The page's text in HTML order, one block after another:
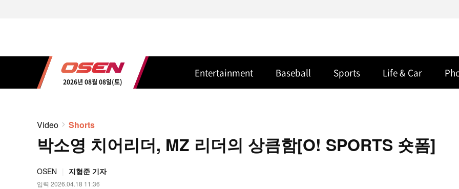
2026년 08월 08일(토)
Entertainment Baseball Sports Life & Car
Video Shorts
박소영 치어리더, MZ 리더의 상큼함[O! SPORTS 숏폼]
OSEN 지형준 기자
입력 2026.04.18 11:36